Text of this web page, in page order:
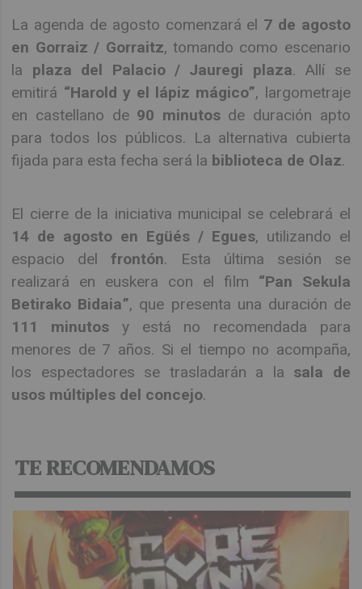
La agenda de agosto comenzará el 7 de agosto
en Gorraiz / Gorraitz, tomando como escenario
la plaza del Palacio / Jauregi plaza. Allí se
emitirá “Harold y el lápiz mágico”, largometraje
en castellano de 90 minutosde duración apto
para todos los públicos. La alternativa cubierta
fijada para esta fecha será la biblioteca de Olaz.
El cierre de la iniciativa municipal se celebrará el
14 de agosto en Egüés / Egues, utilizando el
espacio delfrontón. Esta última sesión se
realizará en euskera con el film “Pan Sekula
Betirako Bidaia”, que presenta una duración de
111 minutos y está no recomendada para
menores de 7 años. Si el tiempo no acompaña,
los espectadores se trasladarán a la sala de
usos múltiples del concejo.
TE RECOMENDAMOS